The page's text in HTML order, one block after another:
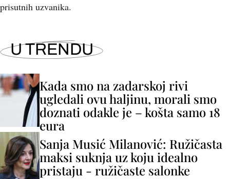
prisutnih uzvanika.
U TRENDU
Kada smo na zadarskoj rivi
ugledali ovu haljinu, morali smo
doznati odakle je – košta samo 18
eura
Sanja Musić Milanović: Ružičasta
maksi suknja uz koju idealno
pristaju - ružičaste salonke